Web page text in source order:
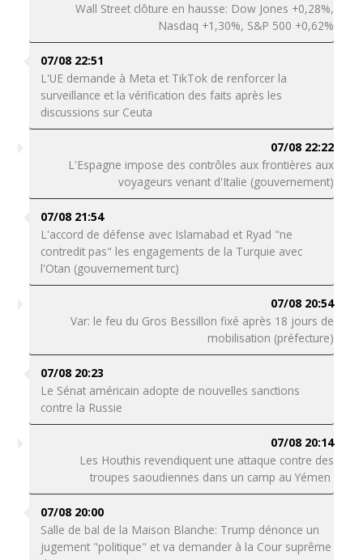
Wall Street clôture en hausse: Dow Jones +0,28%,
Nasdaq +1,30%, S&P 500 +0,62%
07/08 22:51
L'UE demande à Meta et TikTok de renforcer la
surveillance et la vérification des faits après les
discussions sur Ceuta
07/08 22:22
L'Espagne impose des contrôles aux frontières aux
voyageurs venant d'Italie (gouvernement)
07/08 21:54
L'accord de défense avec Islamabad et Ryad "ne
contredit pas" les engagements de la Turquie avec
l'Otan (gouvernement turc)
07/08 20:54
Var: le feu du Gros Bessillon fixé après 18 jours de
mobilisation (préfecture)
07/08 20:23
Le Sénat américain adopte de nouvelles sanctions
contre la Russie
07/08 20:14
Les Houthis revendiquent une attaque contre des
troupes saoudiennes dans un camp au Yémen
07/08 20:00
Salle de bal de la Maison Blanche: Trump dénonce un
jugement "politique" et va demander à la Cour suprême